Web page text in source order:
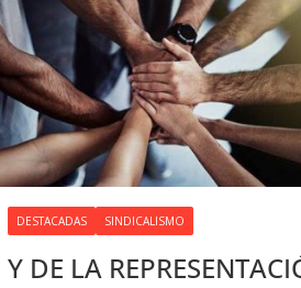
DESTACADAS SINDICALISMO
Y DE LA